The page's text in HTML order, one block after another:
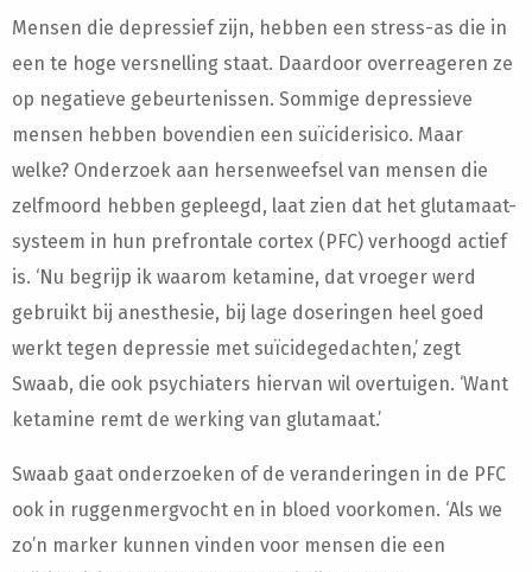
Mensen die depressief zijn, hebben een stress-as die in
een te hoge versnelling staat. Daardoor overreageren ze
op negatieve gebeurtenissen. Sommige depressieve
mensen hebben bovendien een suïciderisico. Maar
welke? Onderzoek aan hersenweefsel van mensen die
zelfmoord hebben gepleegd, laat zien dat het glutamaat-
systeem in hun prefrontale cortex (PFC) verhoogd actief
is. ‘Nu begrijp ik waarom ketamine, dat vroeger werd
gebruikt bij anesthesie, bij lage doseringen heel goed
werkt tegen depressie met suïcidegedachten,’ zegt
Swaab, die ook psychiaters hiervan wil overtuigen. ‘Want
ketamine remt de werking van glutamaat.’
Swaab gaat onderzoeken of de veranderingen in de PFC
ook in ruggenmergvocht en in bloed voorkomen. ‘Als we
zo’n marker kunnen vinden voor mensen die een